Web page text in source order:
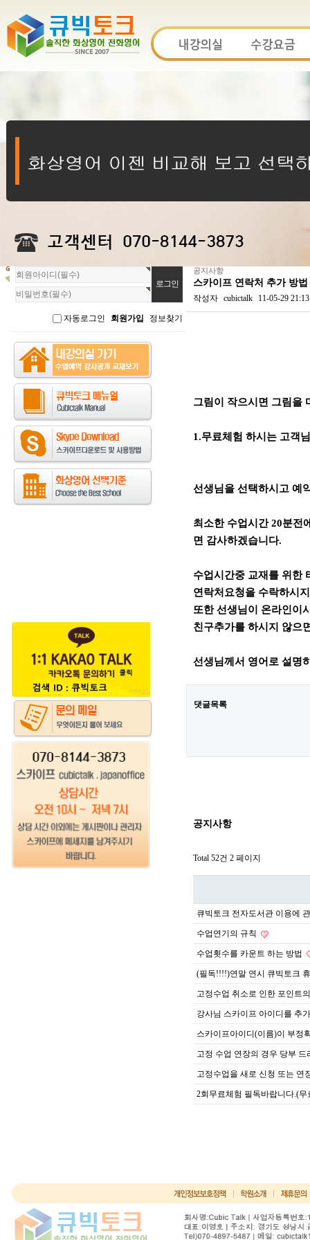
회
원
로
자동로그인 회원가입 정보찾기
공지사항
스카이프 연락처 추가 방법
작성자 cubictalk 11-05-29 21:13
그림이 작으시면 그림을
1.무료체험 하시는 고객
선생님을 선택하시고 예
최소한 수업시간 20분전
면 감사하겠습니다.
수업시간중 교재를 위한
연락처요청을 수락하시
또한 선생님이 온라인이
친구추가를 하시지 않으
선생님께서 영어로 설명
댓글목록
공지사항
Total 52건 2 페이지
큐빅토크 전자도서관 이용에
수업연기의 규칙
수업횟수를 카운트 하는 방법
(필독!!!!)연말 연시 큐빅토크
고정수업 취소로 인한 포인트
강사님 스카이프 아이디를 추
스카이프아이디(이름)이 부정
고정 수업 연장의 경우 당부
고정수업을 새로 신청 또는 연
2회무료체험 필독바랍니다.(